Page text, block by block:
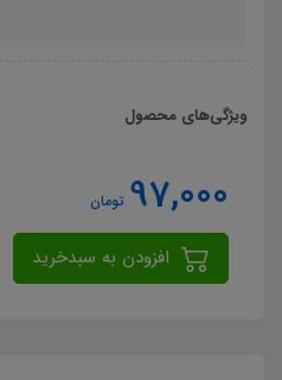
ویژگی‌های محصول
97,000 تومان